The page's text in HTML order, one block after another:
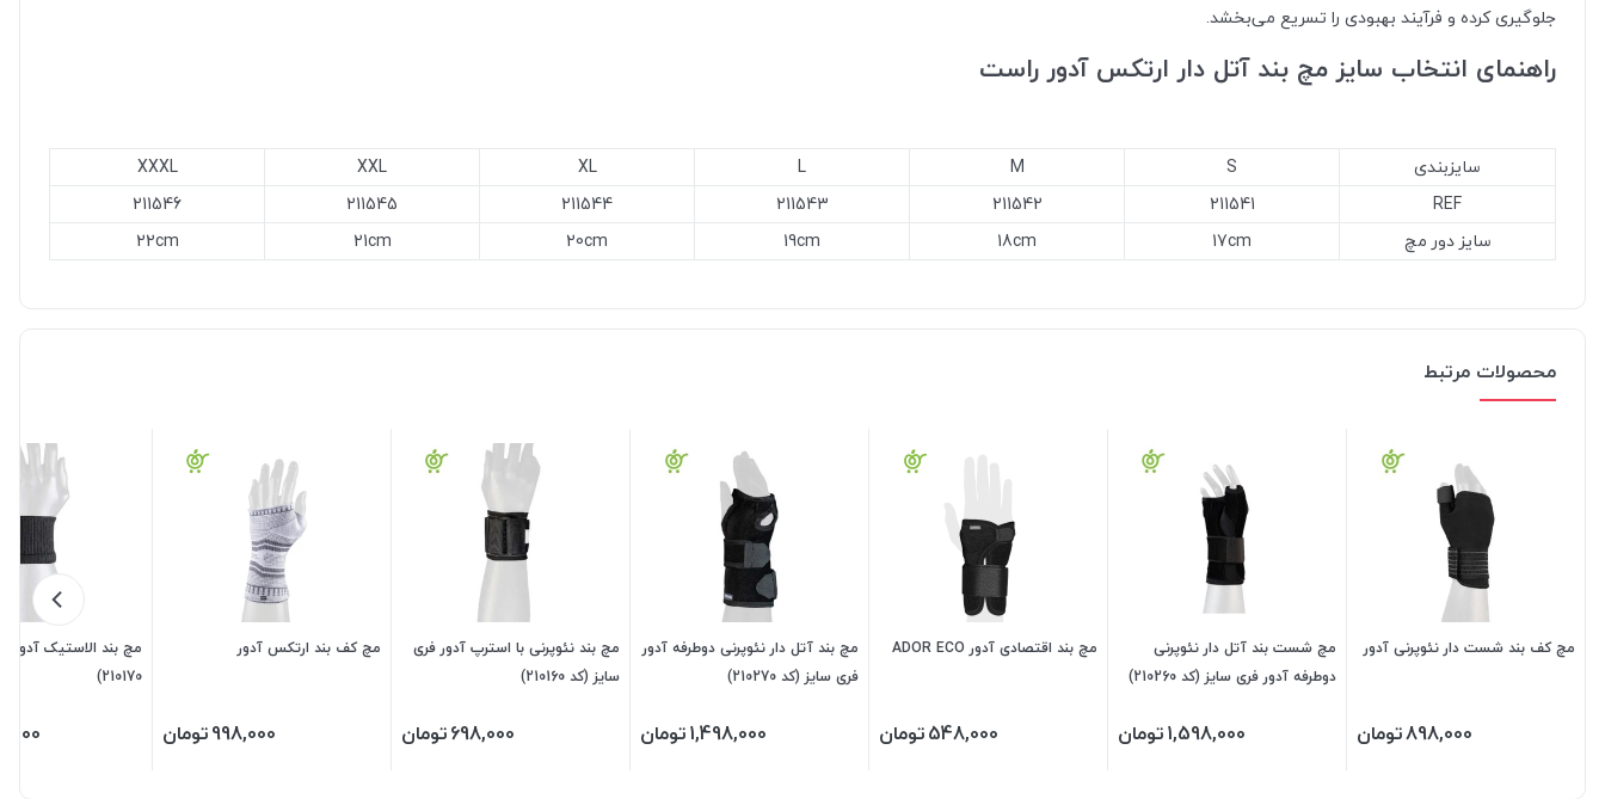
جلوگیری کرده و فرآیند بهبودی را تسریع می‌بخشد.
راهنمای انتخاب سایز مچ بند آتل دار ارتکس آدور راست
سایزبندی S
M
L
XL
XXL
XXXL
REF
211541
211542
211543
211544
211545
211546
سایز دور مچ
17cm
18cm
19cm
20cm
21cm
22cm
محصولات مرتبط
مچ کف بند شست دار نئوپرنی آدور
898,000تومان
مچ شست بند آتل دار نئوپرنی
دوطرفه آدور فری سایز (کد 210260)
1,598,000تومان
مچ بند اقتصادی آدور ADOR ECO
548,000تومان
مچ بند آتل دار نئوپرنی دوطرفه آدور
فری سایز (کد 210270)
1,498,000تومان
مچ بند نئوپرنی با استرپ آدور فری
سایز (کد 210160)
698,000تومان
مچ کف بند ارتکس آدور
998,000تومان
مچ بند الاستیک آدور
210170)